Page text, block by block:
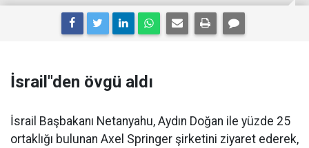
İsrail"den övgü aldı
İsrail Başbakanı Netanyahu, Aydın Doğan ile yüzde 25
ortaklığı bulunan Axel Springer şirketini ziyaret ederek,